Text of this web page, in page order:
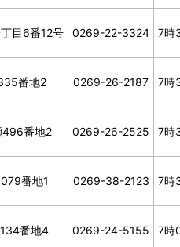
目6番12号 0269-22-3324 7時
番地2 0269-26-2187 7時
496番地2 0269-26-2525 7時
番地1 0269-38-2123 7時
番地4 0269-24-5155 7時